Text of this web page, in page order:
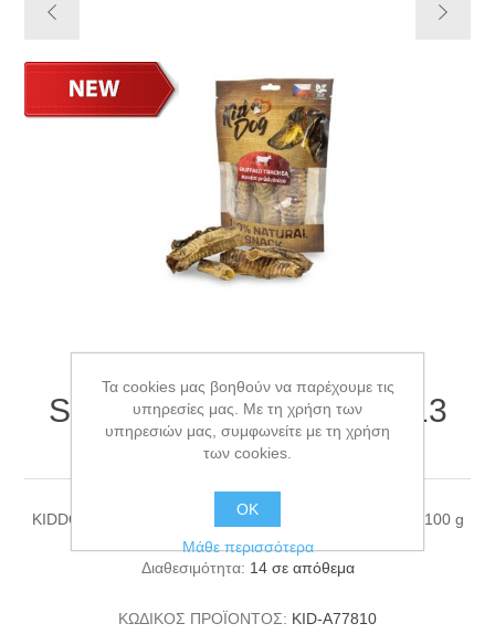
KIDDOG 100% Natural
Snack, beef trachea 12–13
cm / 100 g
KIDDOG 100% Natural Snack, beef trachea 12–13 cm / 100 g
Διαθεσιμότητα: 14 σε απόθεμα
ΚΩΔΙΚΟΣ ΠΡΟΪΟΝΤΟΣ: KID-A77810
Τα cookies μας βοηθούν να παρέχουμε τις
υπηρεσίες μας. Με τη χρήση των
υπηρεσιών μας, συμφωνείτε με τη χρήση
των cookies.
ΟΚ
Μάθε περισσότερα